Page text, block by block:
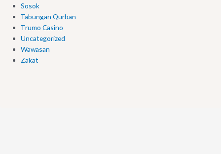
Sosok
Tabungan Qurban
Trumo Casino
Uncategorized
Wawasan
Zakat